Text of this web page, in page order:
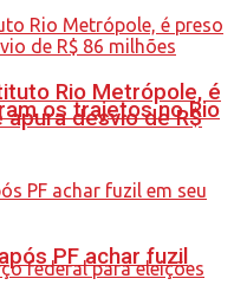
os trajetos no Rio
Rio Metrópole, é
desvio de R$
PF achar fuzil